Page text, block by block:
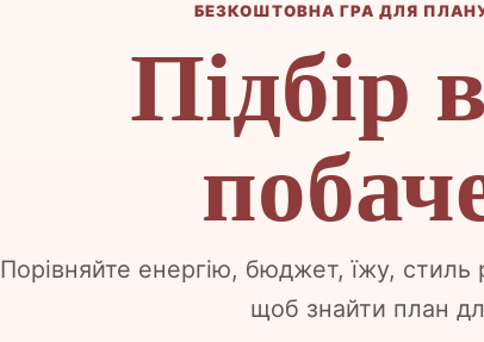
БЕЗКОШТОВНА ГРА ДЛЯ
Підбір
Порівняйте енергію, бюджет, їжу,
щоб знайти план